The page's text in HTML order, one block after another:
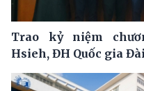
Trao kỷ niệm
Hsieh, ĐH Quốc gia